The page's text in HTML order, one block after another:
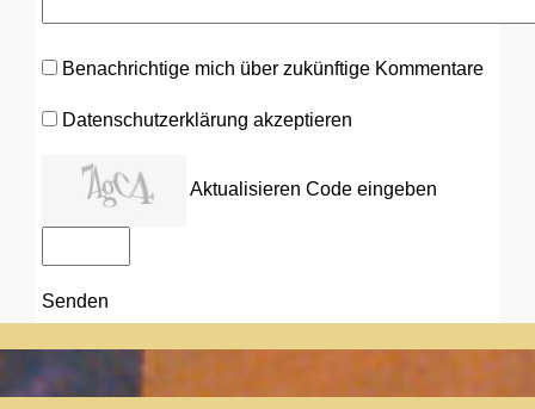
Benachrichtige mich über zukünftige Kommentare
Datenschutzerklärung akzeptieren
Aktualisieren Code eingeben
Senden